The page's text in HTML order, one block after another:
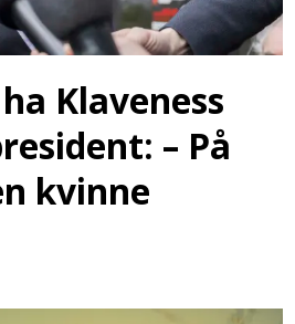
Klaveness
– På
kvinne